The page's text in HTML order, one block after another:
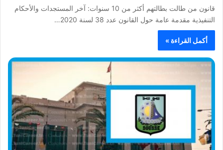
قانون من طالت بطالتهم أكثر من 10 سنوات: آخر المستجدات والأحكام
التنفيذية مقدمة عامة حول القانون عدد 38 لسنة 2020…
أكمل القراءة »